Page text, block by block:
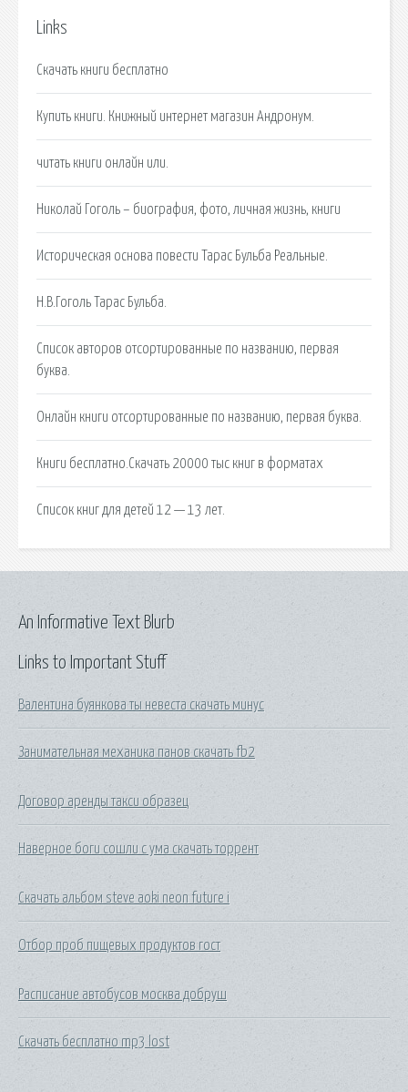
Links
Скачать книги бесплатно
Купить книги. Книжный интернет магазин Андронум.
читать книги онлайн или.
Николай Гоголь – биография, фото, личная жизнь, книги
Историческая основа повести Тарас Бульба Реальные.
Н.В.Гоголь Тарас Бульба.
Список авторов отсортированные по названию, первая
буква.
Онлайн книги отсортированные по названию, первая буква.
Книги бесплатно.Скачать 20000 тыс книг в форматах
Список книг для детей 12 — 13 лет.
Links to Important Stuff
Валентина буянкова ты невеста скачать минус
Занимательная механика панов скачать fb2
Договор аренды такси образец
Наверное боги сошли с ума скачать торрент
Скачать альбом steve aoki neon future i
Отбор проб пищевых продуктов гост
Расписание автобусов москва добруш
Скачать бесплатно mp3 lost
An Informative Text Blurb